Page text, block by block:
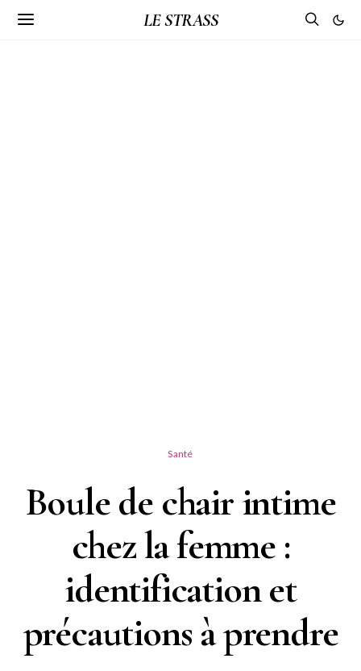
LE STRASS
Santé
Boule de chair intime
chez la femme :
identification et
précautions à prendre